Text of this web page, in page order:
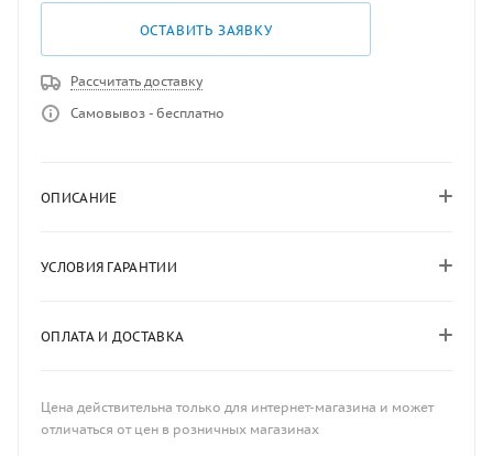
ОСТАВИТЬ ЗАЯВКУ
Рассчитать доставку
Самовывоз - бесплатно
ОПИСАНИЕ
УСЛОВИЯ ГАРАНТИИ
ОПЛАТА И ДОСТАВКА
Цена действительна только для интернет-магазина и может
отличаться от цен в розничных магазинах